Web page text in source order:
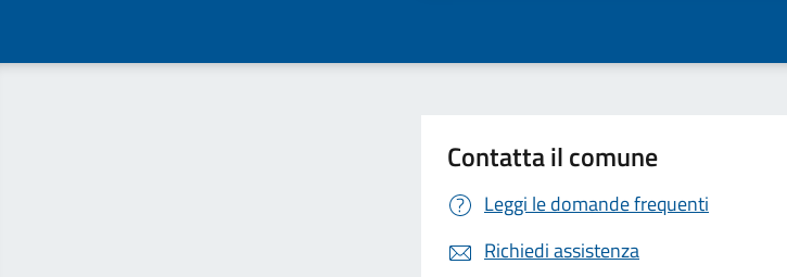
Contatta il comune
Leggi le domande frequenti
Richiedi assistenza